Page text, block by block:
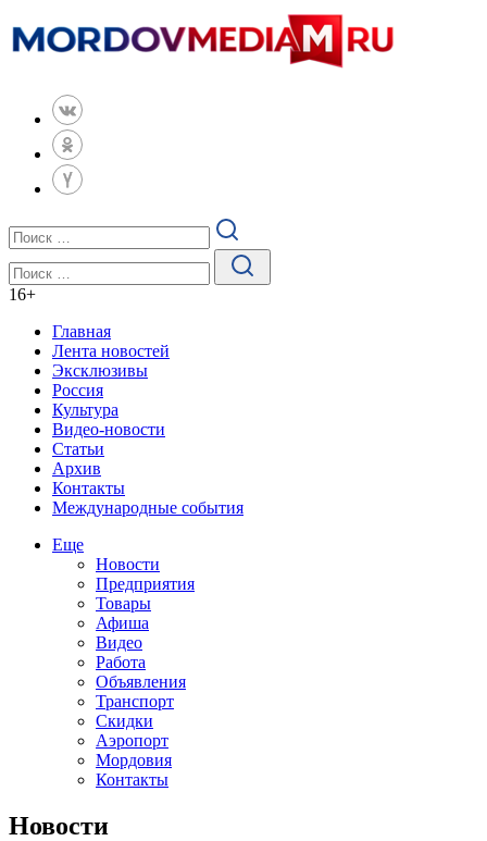
16+
Главная
Лента новостей
Эксклюзивы
Россия
Культура
Видео-новости
Статьи
Архив
Контакты
Международные события
Еще
Новости
Предприятия
Товары
Афиша
Видео
Работа
Объявления
Транспорт
Скидки
Аэропорт
Мордовия
Контакты
Новости